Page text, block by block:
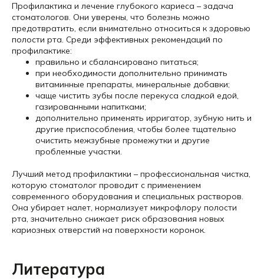
Профилактика и лечение глубокого кариеса – задача
стоматологов. Они уверены, что болезнь можно
предотвратить, если внимательно относиться к здоровью
полости рта. Среди эффективных рекомендаций по
профилактике:
правильно и сбалансировано питаться;
при необходимости дополнительно принимать
витаминные препараты, минеральные добавки;
чаще чистить зубы после перекуса сладкой едой,
газированными напитками;
дополнительно применять ирригатор, зубную нить и
другие приспособления, чтобы более тщательно
очистить межзубные промежутки и другие
проблемные участки.
Лучший метод профилактики – профессиональная чистка,
которую стоматолог проводит с применением
современного оборудования и специальных растворов.
Она убирает налет, нормализует микрофлору полости
рта, значительно снижает риск образования новых
кариозных отверстий на поверхности коронок.
Литература